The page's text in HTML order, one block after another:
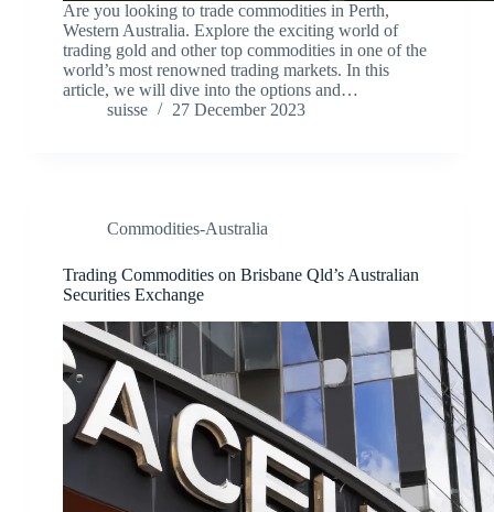
Are you looking to trade commodities in Perth,
Western Australia. Explore the exciting world of
trading gold and other top commodities in one of the
world’s most renowned trading markets. In this
article, we will dive into the options and…
suisse
27 December 2023
Commodities-Australia
Trading Commodities on Brisbane Qld’s Australian
Securities Exchange